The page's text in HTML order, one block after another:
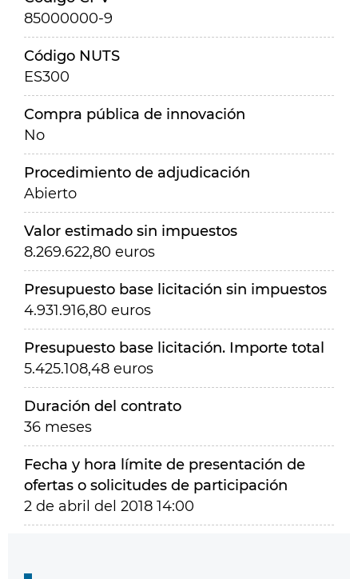
85000000-9
Código NUTS
ES300
Compra pública de innovación
No
Procedimiento de adjudicación
Abierto
Valor estimado sin impuestos
8.269.622,80 euros
Presupuesto base licitación sin impuestos
4.931.916,80 euros
Presupuesto base licitación. Importe total
5.425.108,48 euros
Duración del contrato
36 meses
Fecha y hora límite de presentación de
ofertas o solicitudes de participación
2 de abril del 2018 14:00